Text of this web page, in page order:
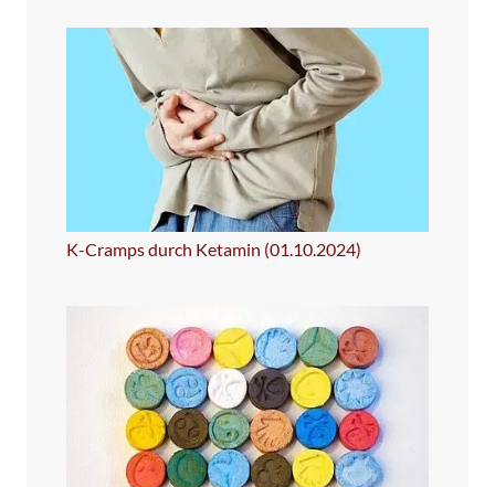
K-Cramps durch Ketamin (01.10.2024)